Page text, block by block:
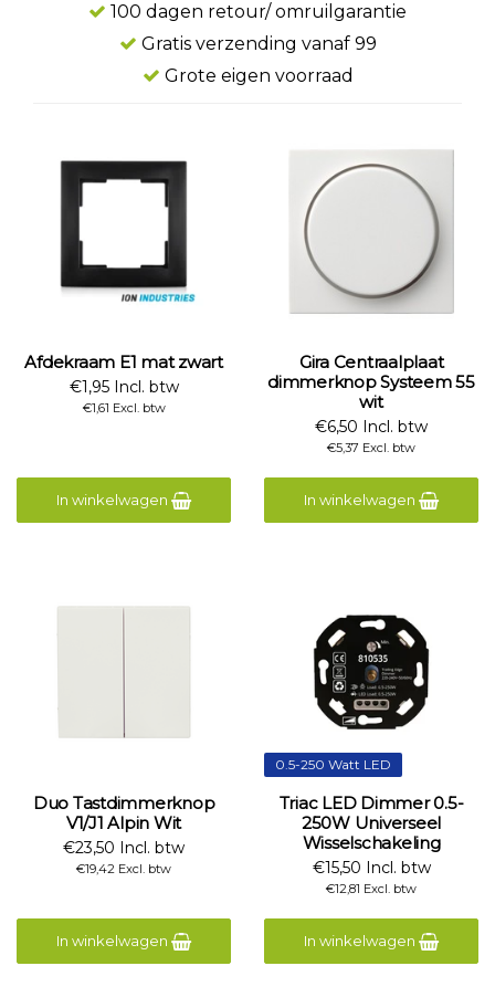
100 dagen retour/ omruilgarantie
Gratis verzending vanaf 99
Grote eigen voorraad
Afdekraam E1 mat zwart
€1,95 Incl. btw
€1,61 Excl. btw
In winkelwagen
Gira Centraalplaat
dimmerknop Systeem 55
wit
€6,50 Incl. btw
€5,37 Excl. btw
In winkelwagen
Duo Tastdimmerknop
V1/J1 Alpin Wit
€23,50 Incl. btw
€19,42 Excl. btw
In winkelwagen
0.5-250 Watt LED
Triac LED Dimmer 0.5-
250W Universeel
Wisselschakeling
€15,50 Incl. btw
€12,81 Excl. btw
In winkelwagen